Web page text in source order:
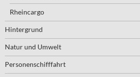
Rheincargo
Hintergrund
Natur und Umwelt
Personenschifffahrt